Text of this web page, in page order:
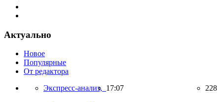
Актуально
Новое
Популярные
От редактора
Экспресс-анализ, 17:07 228